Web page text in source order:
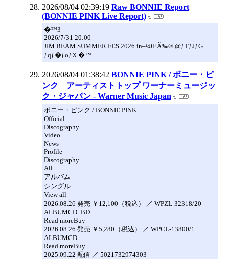
2026/08/04 02:39:19 Raw BONNIE Report
(BONNIE PINK Live Report)
�™3
2026/7/31 20:00
JIM BEAM SUMMER FES 2026 in–¼ŒÃ‰® @ƒTƒJƒG
ƒqƒ�ƒoƒX �™
2026/08/04 01:38:42 BONNIE PINK / ボニー・ピ
ンク アーティストトップ ワーナーミュージッ
ク・ジャパン - Warner Music Japan
ボニー・ピンク / BONNIE PINK
Official
Discography
Video
News
Profile
Discography
All
アルバム
シングル
View all
2026.08.26 発売 ￥12,100（税込） ／ WPZL-32318/20
ALBUMCD+BD
Read moreBuy
2026.08.26 発売 ￥5,280（税込） ／ WPCL-13800/1
ALBUMCD
Read moreBuy
2025.09.22 配信 ／ 5021732974303